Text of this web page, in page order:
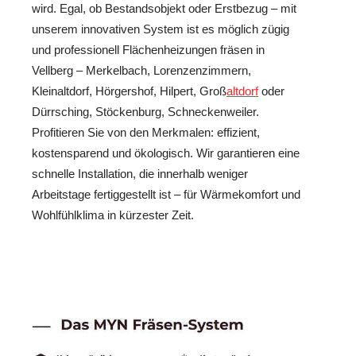
wird. Egal, ob Bestandsobjekt oder Erstbezug – mit
unserem innovativen System ist es möglich zügig
und professionell Flächenheizungen fräsen in
Vellberg – Merkelbach, Lorenzenzimmern,
Kleinaltdorf, Hörgershof, Hilpert, Großaltdorfoder
Dürrsching, Stöckenburg, Schneckenweiler.
Profitieren Sie von den Merkmalen: effizient,
kostensparend und ökologisch. Wir garantieren eine
schnelle Installation, die innerhalb weniger
Arbeitstage fertiggestellt ist – für Wärmekomfort und
Wohlfühlklima in kürzester Zeit.